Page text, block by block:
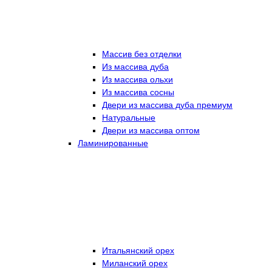
Массив без отделки
Из массива дуба
Из массива ольхи
Из массива сосны
Двери из массива дуба премиум
Натуральные
Двери из массива оптом
Ламинированные
Итальянский орех
Миланский орех